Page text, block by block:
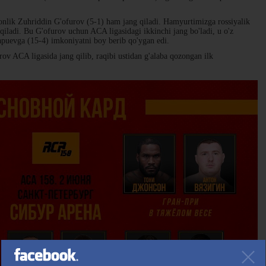
Zuhriddin G'ofurov (5-1) ham jang qiladi. Hamyurtimizga rossiyalik
Bu G'ofurov uchun ACA ligasidagi ikkinchi jang bo'ladi, u o'z
(15-4) imkoniyatni boy berib qo'ygan edi.
ACA ligasida jang qilib, raqibi ustidan g'alaba qozongan ilk